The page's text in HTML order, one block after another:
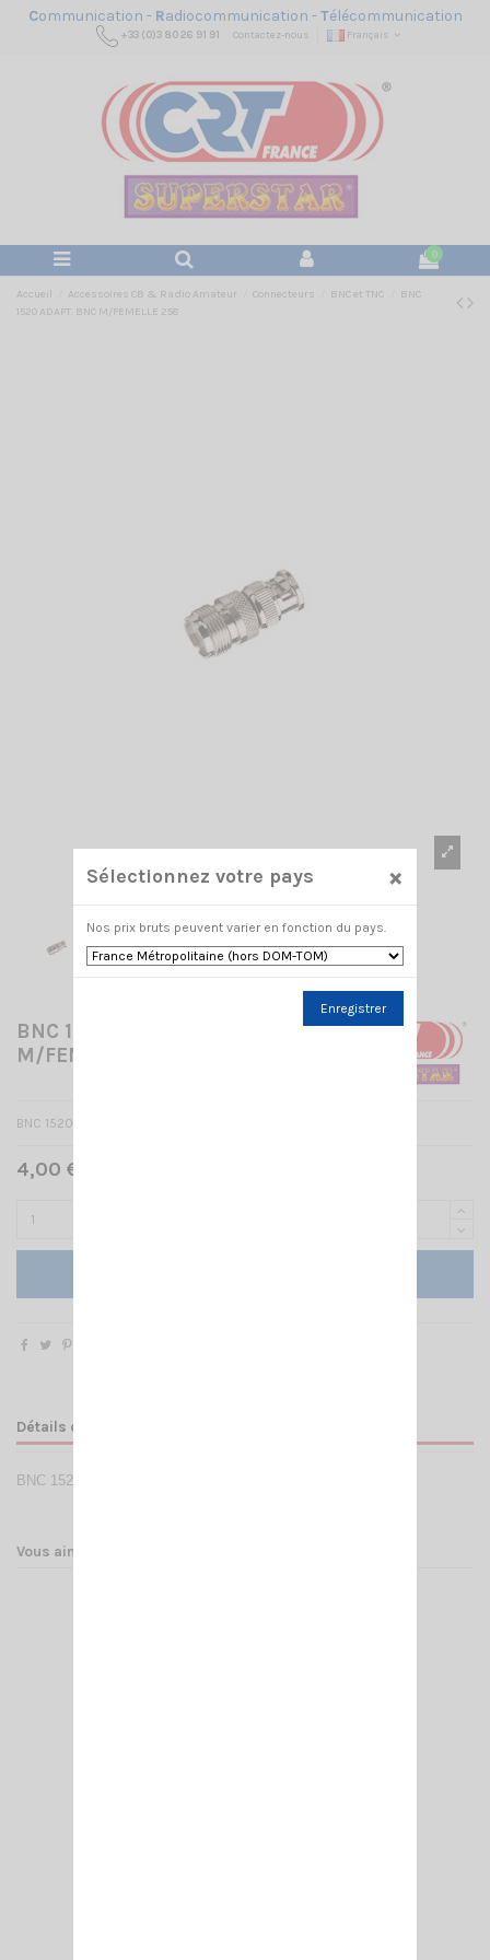
Communication - Radiocommunication -Télécommunication
+33 (0)3 80 26 91 91 Contactez-nous Français
0
Accueil Accessoires CB & Radio Amateur Connecteurs BNC et TNC
BNC
1520 ADAPT. BNC M/FEMELLE 258
BNC 1520 ADAPT. BNC
M/FEMELLE 258
BNC 1520 ADAPT. BNC M/FEMELLE 258
4,00 € TTC
Détails du produit
BNC 1520 ADAPT. BNC M/FEMELLE 258
Vous aimerez aussi
Sélectionnez votre pays ×
Nos prix bruts peuvent varier en fonction du pays.
Enregistrer